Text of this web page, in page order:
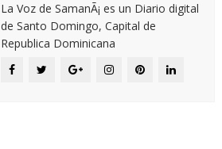
La Voz de SamanÃ¡ es un Diario digital
de Santo Domingo, Capital de
Republica Dominicana